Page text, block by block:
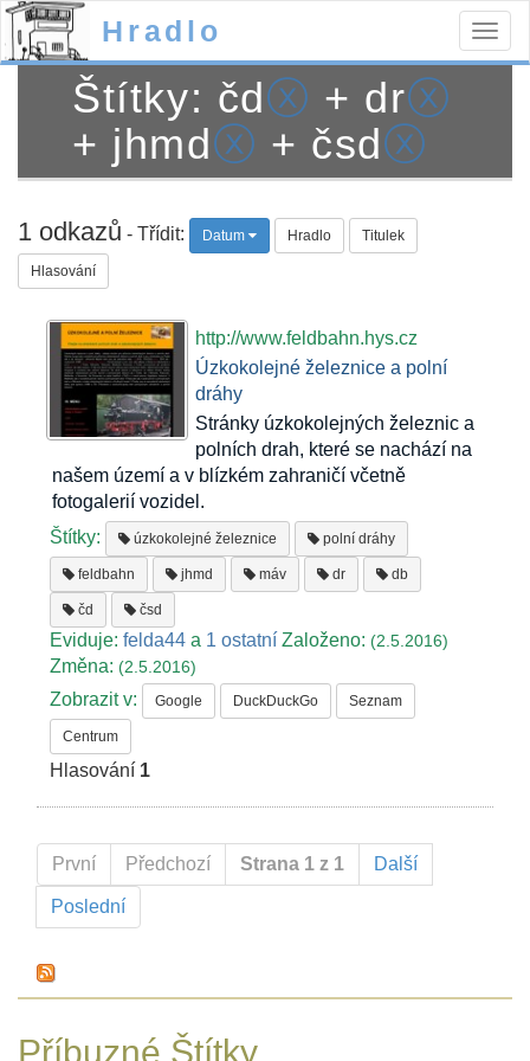
Hradlo
Štítky: čdⓧ + drⓧ
+ jhmdⓧ + čsdⓧ
1 odkazů - Třídit: Datum Hradlo Titulek
Hlasování
http://www.feldbahn.hys.cz
Úzkokolejné železnice a polní
dráhy
Stránky úzkokolejných železnic a
polních drah, které se nachází na
našem území a v blízkém zahraničí včetně
fotogalerií vozidel.
Štítky:
úzkokolejné železnice polní dráhy
feldbahn jhmd máv dr db
čd čsd
Eviduje:felda44 a 1 ostatní Založeno:(2.5.2016)
Změna:(2.5.2016)
Zobrazit v: Google DuckDuckGo Seznam
Centrum
Hlasování 1
První Předchozí Strana 1 z 1 Další
Poslední
Příbuzné Štítky